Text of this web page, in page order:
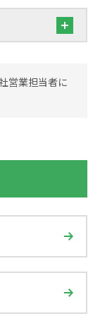
営業担当者に